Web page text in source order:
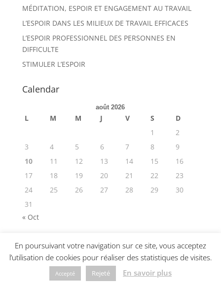
MÉDITATION, ESPOIR ET ENGAGEMENT AU TRAVAIL
L’ESPOIR DANS LES MILIEUX DE TRAVAIL EFFICACES
L’ESPOIR PROFESSIONNEL DES PERSONNES EN
DIFFICULTE
STIMULER L’ESPOIR
Calendar
août 2026
L M M J V S
D
1
2
3
4 5 6 7 8
9
10
11 12 13 14 15
16
17
18 19 20 21 22
23
24
25 26 27 28 29
30
31
« Oct
© 2019-2025 Hopexperts •
Politique de
confidentialité
En poursuivant votre navigation sur ce site, vous acceptez
l’utilisation de cookies pour réaliser des statistiques de visites.
Accepté Rejeté En savoir plus